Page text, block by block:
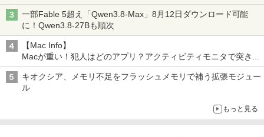
実力を探る
一部Fable 5超え「Qwen3.8-Max」8月12日ダウンロード可能
に！Qwen3.8-27Bも順次
【Mac Info】
Macが重い！犯人はどのアプリ？アクティビティモニタで突き止
める
キオクシア、メモリ不足をフラッシュメモリで補う拡張モジュー
ル
もっと見る